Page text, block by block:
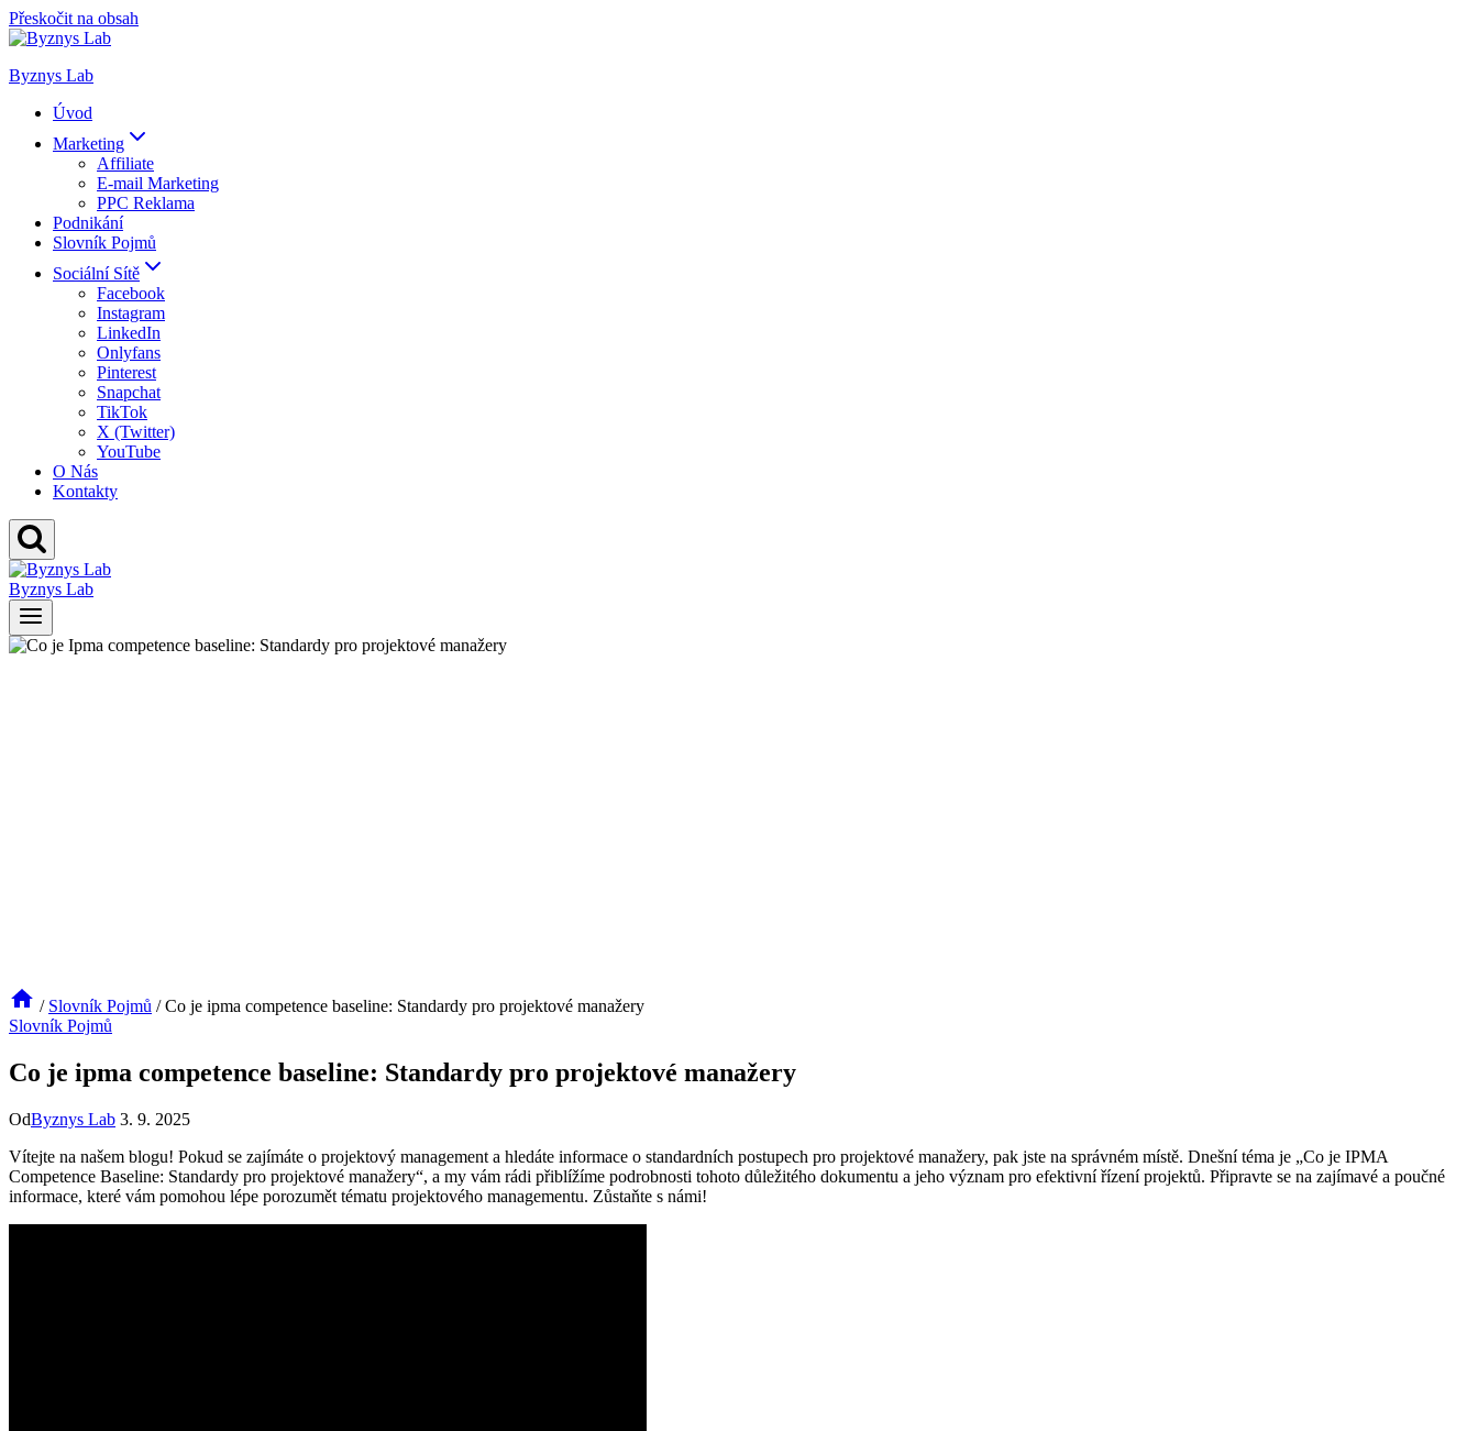
Přeskočit na obsah
Byznys Lab
Úvod
Marketing
Affiliate
E-mail Marketing
PPC Reklama
Podnikání
Slovník Pojmů
Sociální Sítě
Facebook
Instagram
LinkedIn
Onlyfans
Pinterest
Snapchat
TikTok
X (Twitter)
YouTube
O Nás
Kontakty
Byznys Lab
/ Slovník Pojmů / Co je ipma competence baseline: Standardy pro projektové manažery
Slovník Pojmů
Co je ipma competence baseline: Standardy pro projektové manažery
OdByznys Lab 3. 9. 2025
Vítejte na našem blogu! Pokud se zajímáte o projektový management a hledáte informace o standardních postupech pro projektové manažery, pak jste na správném místě. Dnešní téma je „Co je IPMA
Competence Baseline: Standardy pro projektové manažery“, a my vám rádi přiblížíme podrobnosti tohoto důležitého dokumentu a jeho význam pro efektivní řízení projektů. Připravte se na zajímavé a poučné
informace, které vám pomohou lépe porozumět tématu projektového managementu. Zůstaňte s námi!